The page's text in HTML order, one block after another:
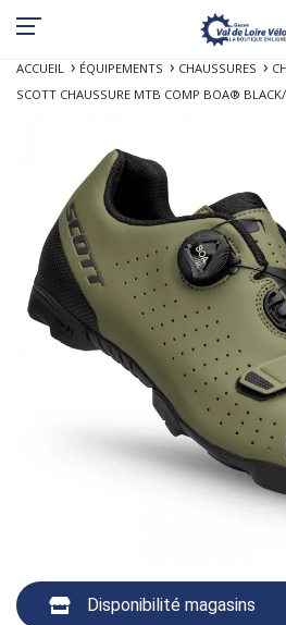
ACCUEIL ÉQUIPEMENTS CHAUSSURES
SCOTT CHAUSSURE MTB COMP BOA® BLACK/
Disponibilité magasins